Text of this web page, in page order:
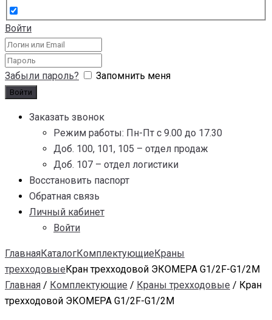
Войти
Забыли пароль? Запомнить меня
Заказать звонок
Режим работы: Пн-Пт с 9.00 до 17.30
Доб. 100, 101, 105 – отдел продаж
Доб. 107 – отдел логистики
Восстановить паспорт
Обратная связь
Личный кабинет
Войти
ГлавнаяКаталогКомплектующиеКраны
трехходовыеКран трехходовой ЭКОМЕРА G1/2F-G1/2M
Главная / Комплектующие / Краны трехходовые / Кран
трехходовой ЭКОМЕРА G1/2F-G1/2M